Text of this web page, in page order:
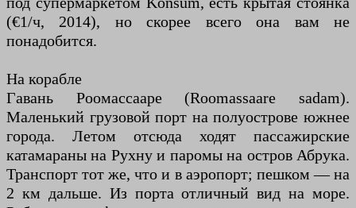
(€1/ч, 2014), но скорее всего она вам не
понадобится.
На корабле
Гавань Роомассааре (Roomassaare sadam).
Маленький грузовой порт на полуострове южнее
города. Летом отсюда ходят пассажирские
катамараны на Рухну и паромы на остров Абрука.
Транспорт тот же, что и в аэропорт; пешком — на
2 км дальше. Из порта отличный вид на море.